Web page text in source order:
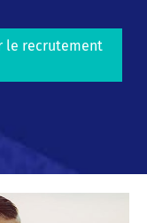
le recrutement